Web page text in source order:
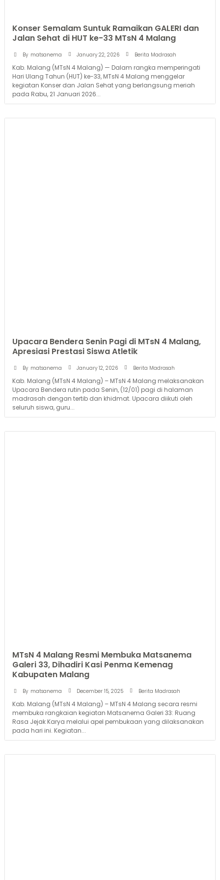
Konser Semalam Suntuk Ramaikan GALERI dan
Jalan Sehat di HUT ke-33 MTsN 4 Malang
By matsanema January 22, 2026 Berita Madrasah
Kab. Malang (MTsN 4 Malang) — Dalam rangka memperingati
Hari Ulang Tahun (HUT) ke-33, MTsN 4 Malang menggelar
kegiatan Konser dan Jalan Sehat yang berlangsung meriah
pada Rabu, 21 Januari 2026...
Upacara Bendera Senin Pagi di MTsN 4 Malang,
Apresiasi Prestasi Siswa Atletik
By matsanema January 12, 2026 Berita Madrasah
Kab. Malang (MTsN 4 Malang) – MTsN 4 Malang melaksanakan
Upacara Bendera rutin pada Senin, (12/01) pagi di halaman
madrasah dengan tertib dan khidmat. Upacara diikuti oleh
seluruh siswa, guru...
MTsN 4 Malang Resmi Membuka Matsanema
Galeri 33, Dihadiri Kasi Penma Kemenag
Kabupaten Malang
By matsanema December 15, 2025 Berita Madrasah
Kab. Malang (MTsN 4 Malang) – MTsN 4 Malang secara resmi
membuka rangkaian kegiatan Matsanema Galeri 33: Ruang
Rasa Jejak Karya melalui apel pembukaan yang dilaksanakan
pada hari ini. Kegiatan...